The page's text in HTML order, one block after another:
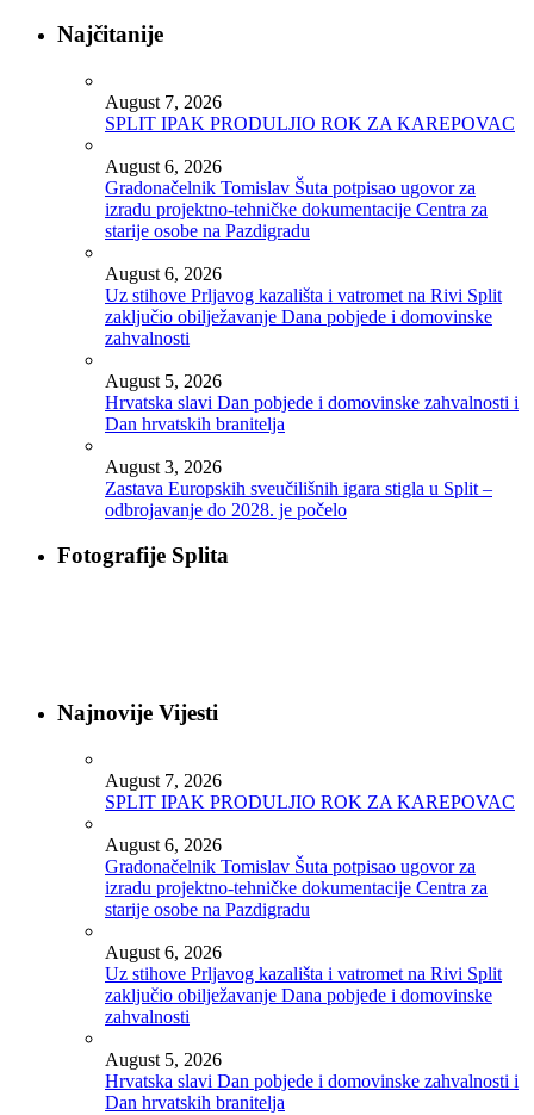
Najčitanije
August 7, 2026
SPLIT IPAK PRODULJIO ROK ZA KAREPOVAC
August 6, 2026
Gradonačelnik Tomislav Šuta potpisao ugovor za
izradu projektno-tehničke dokumentacije Centra za
starije osobe na Pazdigradu
August 6, 2026
Uz stihove Prljavog kazališta i vatromet na Rivi Split
zaključio obilježavanje Dana pobjede i domovinske
zahvalnosti
August 5, 2026
Hrvatska slavi Dan pobjede i domovinske zahvalnosti i
Dan hrvatskih branitelja
August 3, 2026
Zastava Europskih sveučilišnih igara stigla u Split –
odbrojavanje do 2028. je počelo
Fotografije Splita
Najnovije Vijesti
August 7, 2026
SPLIT IPAK PRODULJIO ROK ZA KAREPOVAC
August 6, 2026
Gradonačelnik Tomislav Šuta potpisao ugovor za
izradu projektno-tehničke dokumentacije Centra za
starije osobe na Pazdigradu
August 6, 2026
Uz stihove Prljavog kazališta i vatromet na Rivi Split
zaključio obilježavanje Dana pobjede i domovinske
zahvalnosti
August 5, 2026
Hrvatska slavi Dan pobjede i domovinske zahvalnosti i
Dan hrvatskih branitelja